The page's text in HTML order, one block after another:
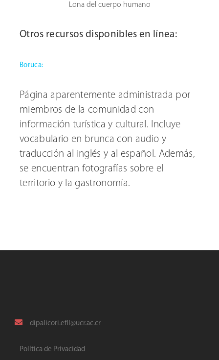
Lona del cuerpo humano
Otros recursos disponibles en línea:
Boruca:
Página aparentemente administrada por
miembros de la comunidad con
información turística y cultural. Incluye
vocabulario en brunca con audio y
traducción al inglés y al español. Además,
se encuentran fotografías sobre el
territorio y la gastronomía.
dipalicori.efll@ucr.ac.cr
Política de Privacidad